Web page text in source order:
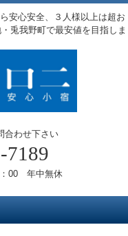
安心安全、３人様以上は超お
兎我野町で最安値を目指しま
合わせ下さい
7189
00 年中無休